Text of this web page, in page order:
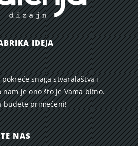
IDEJA
snaga stvaralaštva i
je ono što je Vama bitno.
budete primećeni!
NAS